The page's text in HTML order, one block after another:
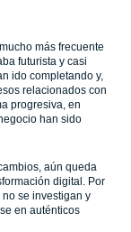
más frecuente
futurista y casi
ido completando y,
relacionados con
progresiva, en
han sido
aún queda
digital. Por
no se investigan y
en auténticos